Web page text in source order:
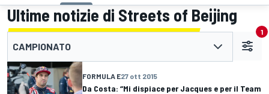
Ultime notizie di Streets of Beijing
CAMPIONATO
1
FORMULA E27 ott 2015
Da Costa: “Mi dispiace per Jacques e per il Team